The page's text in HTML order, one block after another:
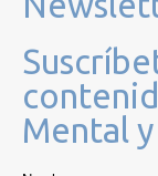
Mental